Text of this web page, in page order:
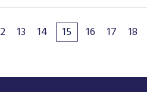
13 14 15 16 17 18